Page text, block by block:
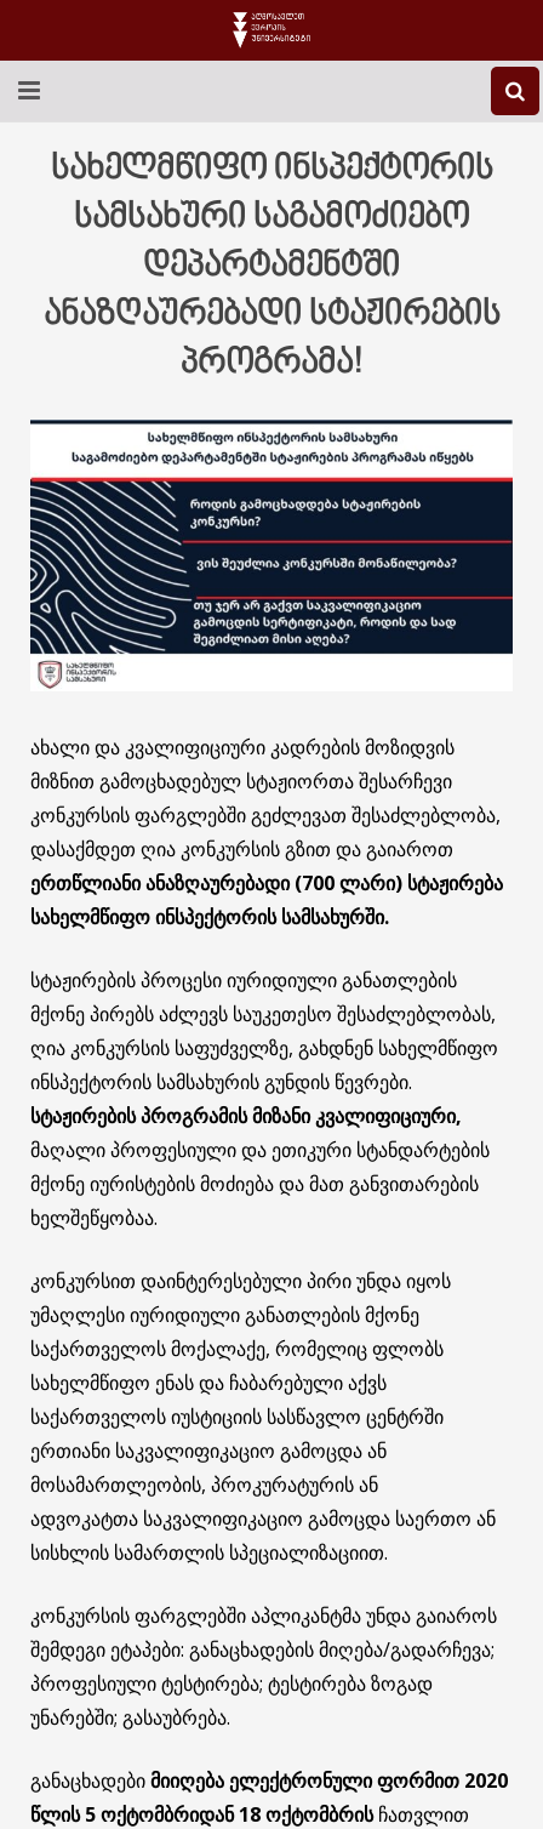
EEU-Ს ᲨᲔᲡᲐᲮᲔᲑ
ᲒᲐᲜᲐᲗᲚᲔᲑᲐ
ᲡᲐᲔᲠᲗᲐᲨᲝᲠᲘᲡᲝ
ᲡᲢᲣᲓᲔᲜᲢᲣᲠᲘ ᲪᲮᲝᲕᲠᲔᲑᲐ
ᲙᲝᲜᲢᲐᲥᲢᲘ
სახელმწიფო ინსპექტორის
სამსახური საგამოძიებო
დეპარტამენტში
ანაზღაურებადი სტაჟირების
პროგრამა!
ახალი და კვალიფიციური კადრების მოზიდვის
მიზნით გამოცხადებულ სტაჟიორთა შესარჩევი
კონკურსის ფარგლებში გეძლევათ შესაძლებლობა,
დასაქმდეთ ღია კონკურსის გზით და გაიაროთ
ერთწლიანი ანაზღაურებადი (700 ლარი) სტაჟირება
სახელმწიფო ინსპექტორის სამსახურში.
სტაჟირების პროცესი იურიდიული განათლების
მქონე პირებს აძლევს საუკეთესო შესაძლებლობას,
ღია კონკურსის საფუძველზე, გახდნენ სახელმწიფო
ინსპექტორის სამსახურის გუნდის წევრები.
სტაჟირების პროგრამის მიზანი კვალიფიციური,
მაღალი პროფესიული და ეთიკური სტანდარტების
მქონე იურისტების მოძიება და მათ განვითარების
ხელშეწყობაა.
კონკურსით დაინტერესებული პირი უნდა იყოს
უმაღლესი იურიდიული განათლების მქონე
საქართველოს მოქალაქე, რომელიც ფლობს
სახელმწიფო ენას და ჩაბარებული აქვს
საქართველოს იუსტიციის სასწავლო ცენტრში
ერთიანი საკვალიფიკაციო გამოცდა ან
მოსამართლეობის, პროკურატურის ან
ადვოკატთა საკვალიფიკაციო გამოცდა საერთო ან
სისხლის სამართლის სპეციალიზაციით.
კონკურსის ფარგლებში აპლიკანტმა უნდა გაიაროს
შემდეგი ეტაპები: განაცხადების მიღება/გადარჩევა;
პროფესიული ტესტირება; ტესტირება ზოგად
უნარებში; გასაუბრება.
განაცხადებიმიიღება ელექტრონული ფორმით 2020
წლის 5 ოქტომბრიდან 18 ოქტომბრისჩათვლით